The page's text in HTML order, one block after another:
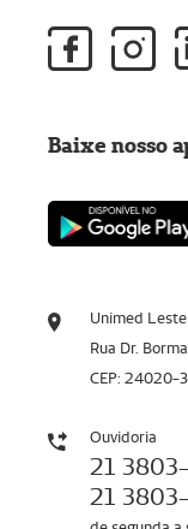
Unimed
Rua Dr.
CEP: 24020-
Ouvidoria
21
21
Baixe nosso